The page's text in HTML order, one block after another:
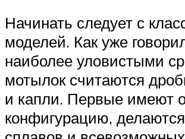
Начинать следует с
моделей. Как уже
наиболее уловистыми
мотылок считаются
и капли. Первые имеют
конфигурацию,